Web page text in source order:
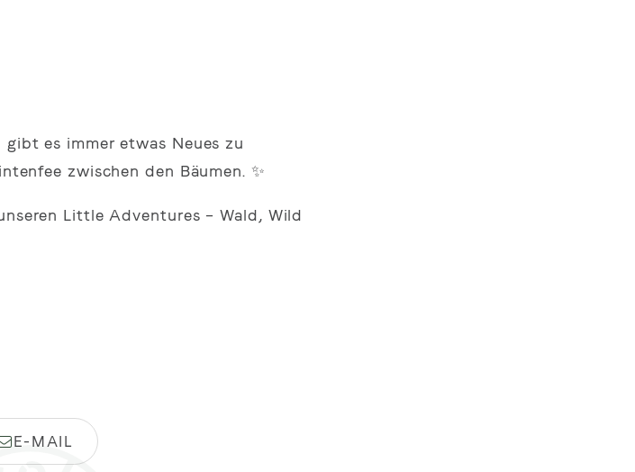
es immer etwas Neues zu
zwischen den Bäumen. ✨
Little Adventures – Wald, Wild
E-MAIL